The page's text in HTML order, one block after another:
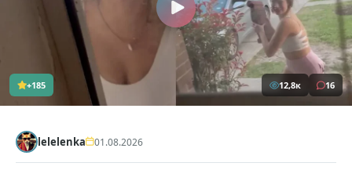
+185 12,8к 16
lelelenka 01.08.2026